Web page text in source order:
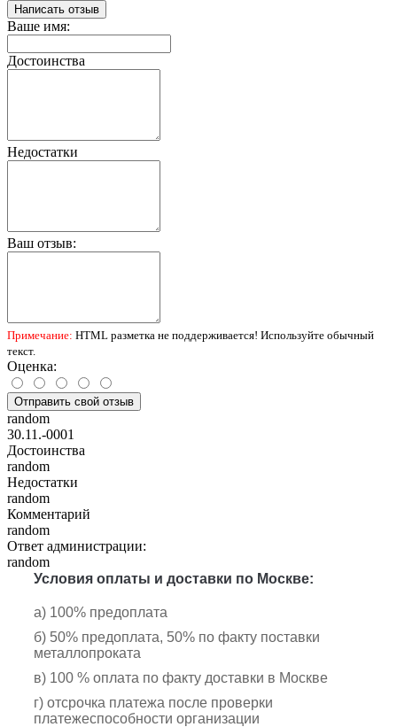
Написать отзыв
Ваше имя:
Достоинства
Недостатки
Ваш отзыв:
Примечание: HTML разметка не поддерживается! Используйте обычный
текст.
Оценка:
Отправить свой отзыв
random
30.11.-0001
Достоинства
random
Недостатки
random
Комментарий
random
Ответ администрации:
random
Условия оплаты и доставки по Москве:
а) 100% предоплата
б) 50% предоплата, 50% по факту поставки
металлопроката
в) 100 % оплата по факту доставки в Москве
г) отсрочка платежа после проверки
платежеспособности организации